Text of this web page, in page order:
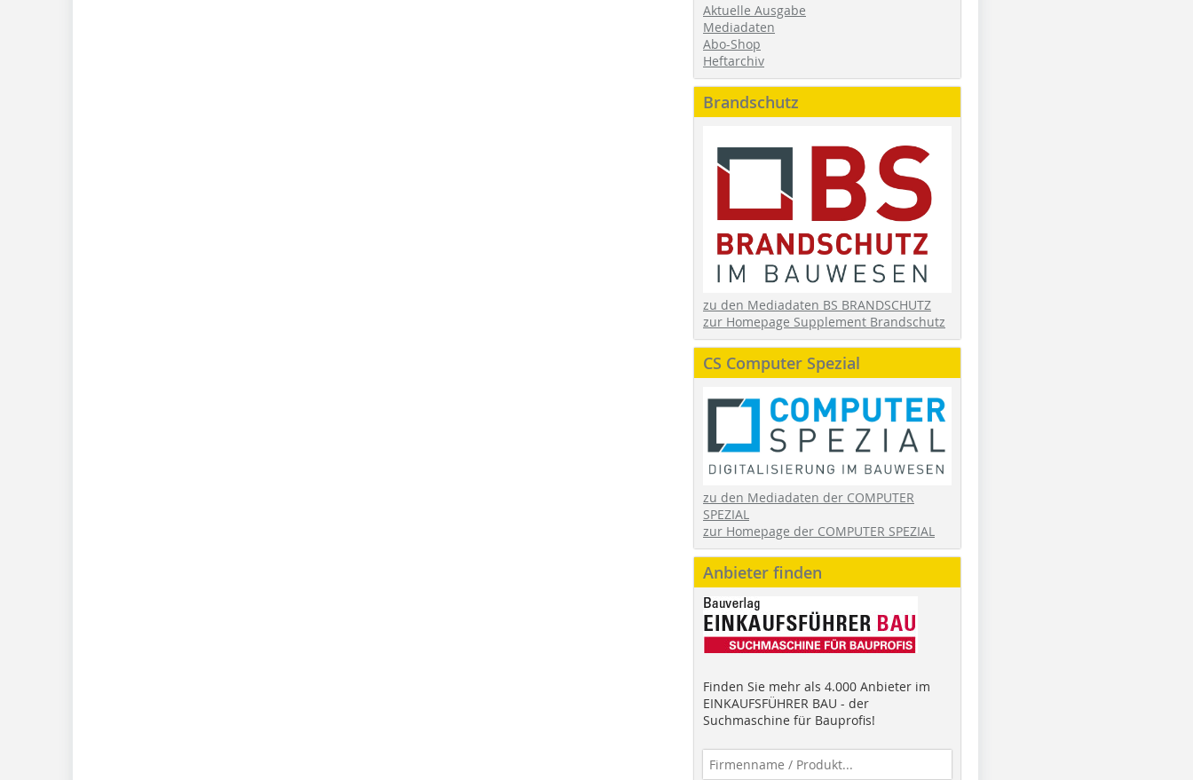
Aktuelle Ausgabe
Mediadaten
Abo-Shop
Heftarchiv
Brandschutz
zu den Mediadaten BS BRANDSCHUTZ
zur Homepage Supplement Brandschutz
CS Computer Spezial
zu den Mediadaten der COMPUTER
SPEZIAL
zur Homepage der COMPUTER SPEZIAL
Anbieter finden
Finden Sie mehr als 4.000 Anbieter im
EINKAUFSFÜHRER BAU - der
Suchmaschine für Bauprofis!